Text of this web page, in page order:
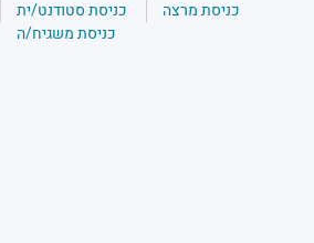
כניסת מרצה כניסת סטודנט/ית
כניסת משגיח/ה